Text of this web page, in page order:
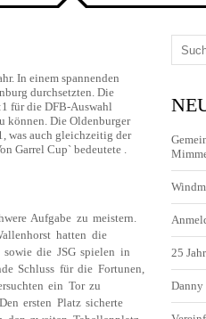
In einem spannenden
durchsetzten. Die
für die DFB-Auswahl
können. Die Oldenburger
was auch gleichzeitig der
Garrel Cup` bedeutete .
Aufgabe zu meistern.
hatten die
die JSG spielen in
Schluss für die Fortunen,
ein Tor zu
ersten Platz sicherte
25
Danny